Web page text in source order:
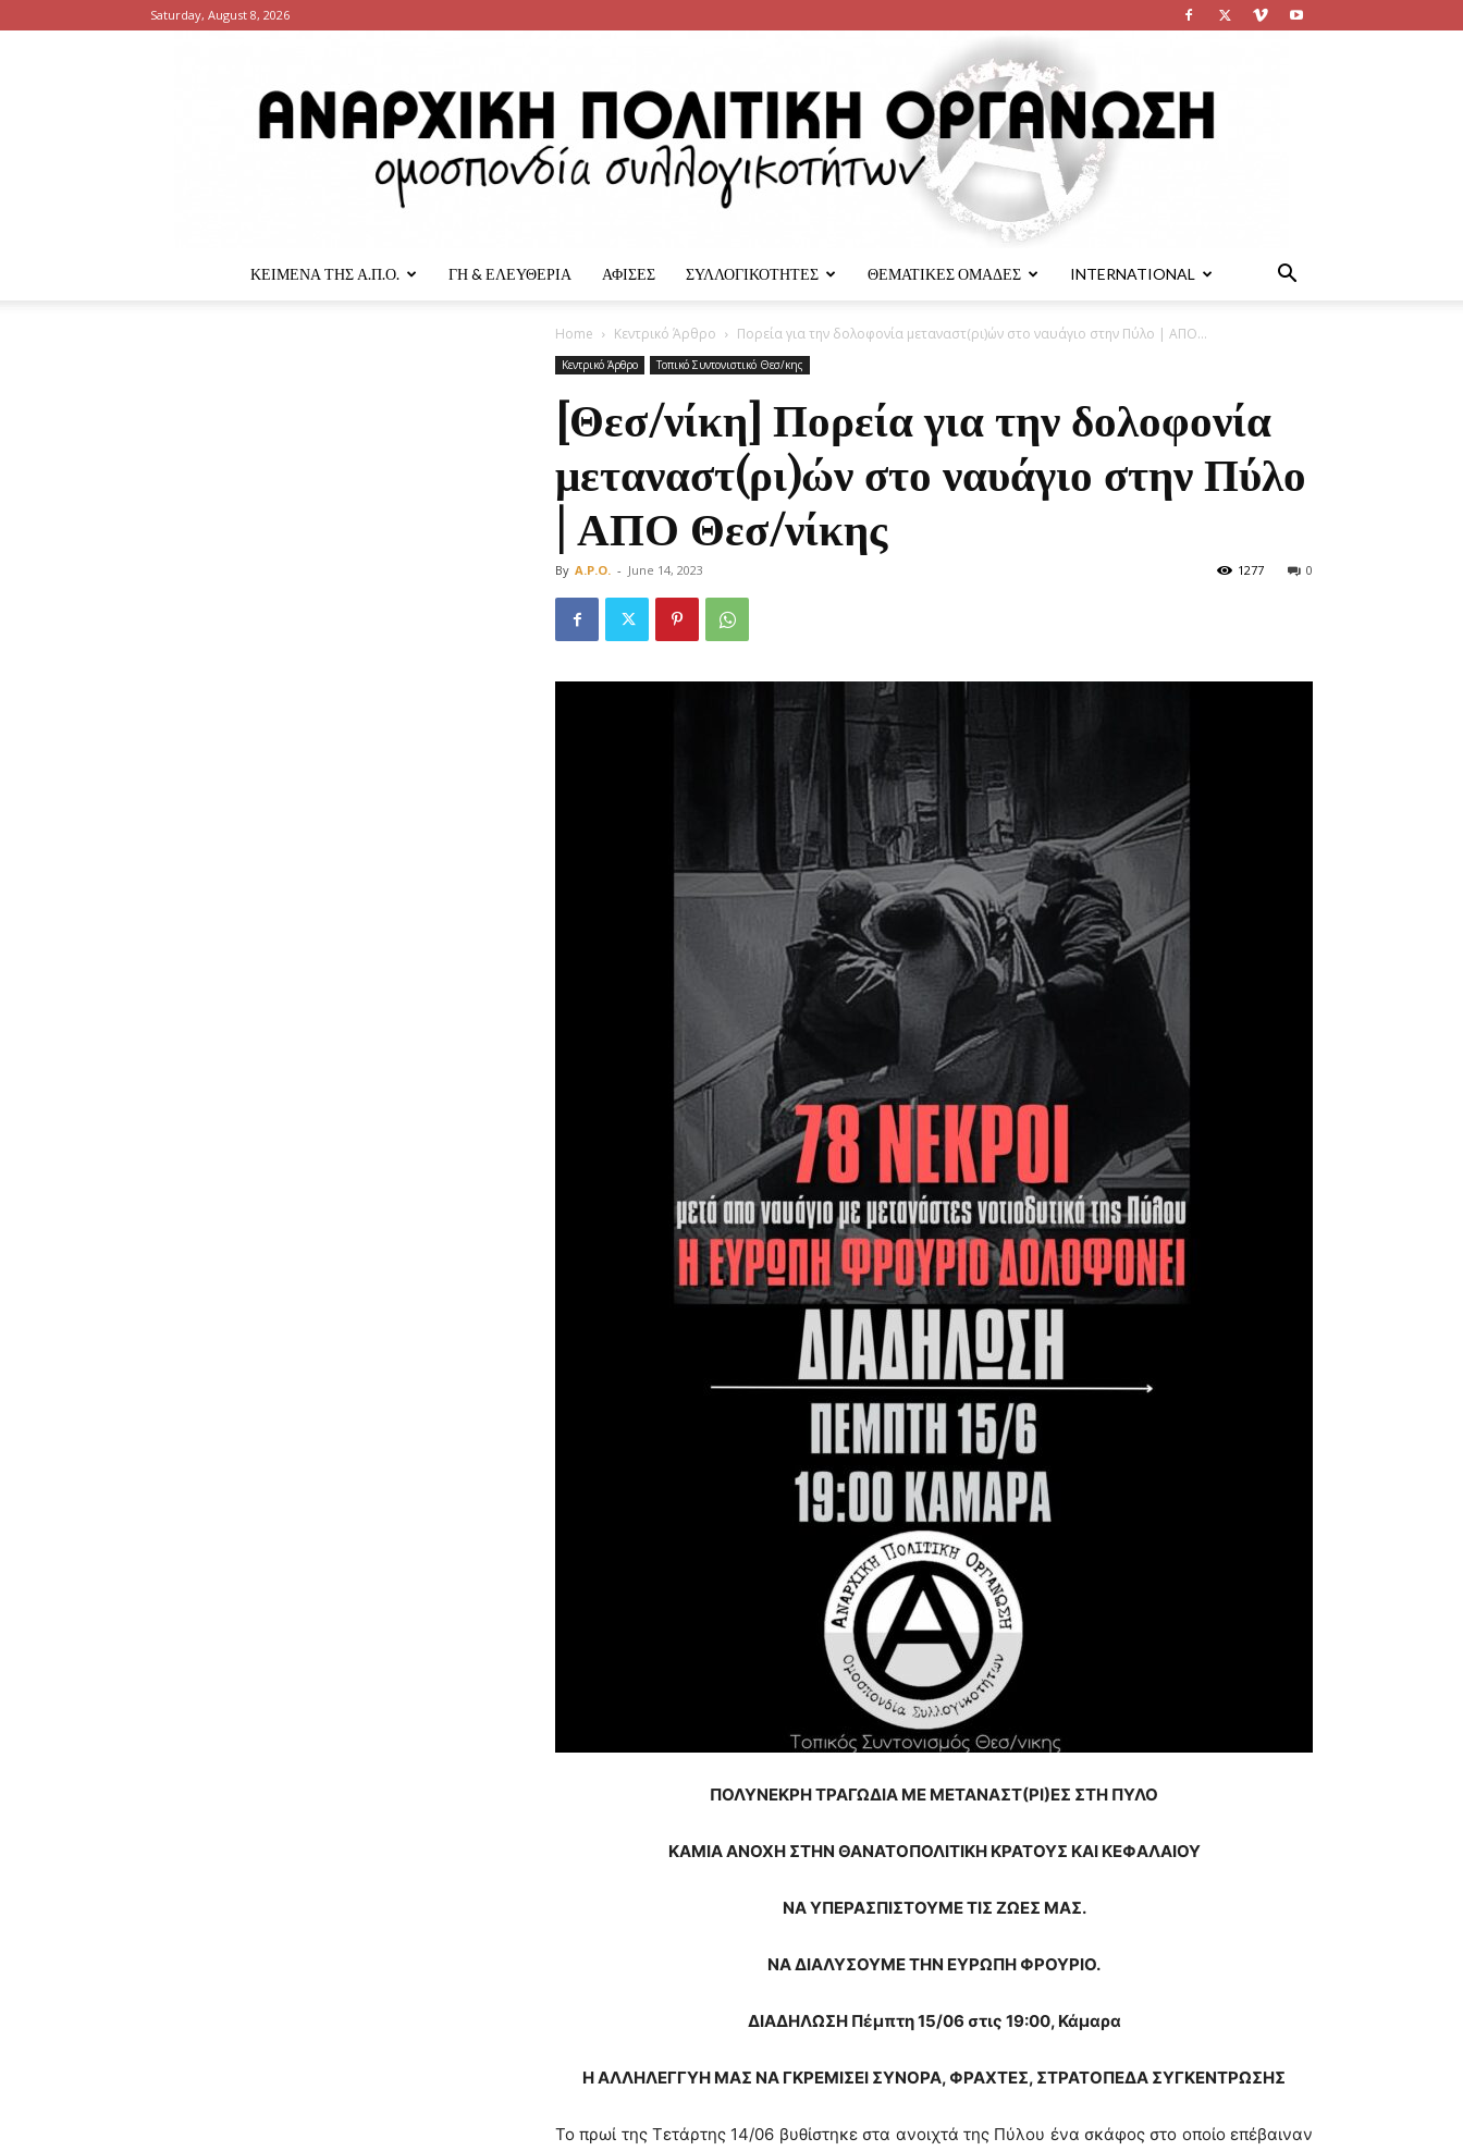
Saturday, August 8, 2026
Πολιτική
Οργάνωση
ΚΕΙΜΕΝΑ ΤΗΣ Α.Π.Ο. ΓΗ & ΕΛΕΥΘΕΡΙΑ ΑΦΙΣΕΣ ΣΥΛΛΟΓΙΚΟΤΗΤΕΣ ΘΕΜΑΤΙΚΕΣ ΟΜΑΔΕΣ INTERNATIONAL
Home Κεντρικό Άρθρο Πορεία για την δολοφονία μεταναστ(ρι)ών στο ναυάγιο στην Πύλο | ΑΠΟ...
Κεντρικό Άρθρο Τοπικό Συντονιστικό Θεσ/κης
[Θεσ/νίκη] Πορεία για την δολοφονία
μεταναστ(ρι)ών στο ναυάγιο στην Πύλο
| ΑΠΟ Θεσ/νίκης
By A.P.O. - June 14, 2023 0
1277
ΠΟΛΥΝΕΚΡΗ ΤΡΑΓΩΔΙΑ ΜΕ ΜΕΤΑΝΑΣΤ(ΡΙ)ΕΣ ΣΤΗ ΠΥΛΟ
ΚΑΜΙΑ ΑΝΟΧΗ ΣΤΗΝ ΘΑΝΑΤΟΠΟΛΙΤΙΚΗ ΚΡΑΤΟΥΣ ΚΑΙ ΚΕΦΑΛΑΙΟΥ
ΝΑ ΥΠΕΡΑΣΠΙΣΤΟΥΜΕ ΤΙΣ ΖΩΕΣ ΜΑΣ.
ΝΑ ΔΙΑΛΥΣΟΥΜΕ ΤΗΝ ΕΥΡΩΠΗ ΦΡΟΥΡΙΟ.
ΔΙΑΔΗΛΩΣΗ Πέμπτη 15/06 στις 19:00, Κάμαρα
Η ΑΛΛΗΛΕΓΓΥΗ ΜΑΣ ΝΑ ΓΚΡΕΜΙΣΕΙ ΣΥΝΟΡΑ, ΦΡΑΧΤΕΣ, ΣΤΡΑΤΟΠΕΔΑ ΣΥΓΚΕΝΤΡΩΣΗΣ
Το πρωί της Τετάρτης 14/06 βυθίστηκε στα ανοιχτά της Πύλου ένα σκάφος στο οποίο επέβαιναν